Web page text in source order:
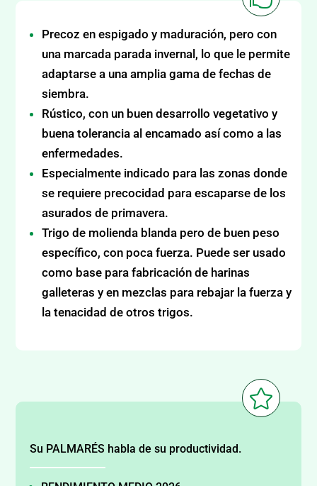
Precoz en espigado y maduración, pero con
una marcada parada invernal, lo que le permite
adaptarse a una amplia gama de fechas de
siembra.
Rústico, con un buen desarrollo vegetativo y
buena tolerancia al encamado así como a las
enfermedades.
Especialmente indicado para las zonas donde
se requiere precocidad para escaparse de los
asurados de primavera.
Trigo de molienda blanda pero de buen peso
específico, con poca fuerza. Puede ser usado
como base para fabricación de harinas
galleteras y en mezclas para rebajar la fuerza y
la tenacidad de otros trigos.

Su PALMARÉS habla de su productividad.